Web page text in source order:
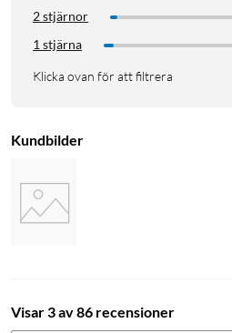
2 stjärnor
1 stjärna
Klicka ovan för att filtrera
Kundbilder
Visar 3 av 86 recensioner